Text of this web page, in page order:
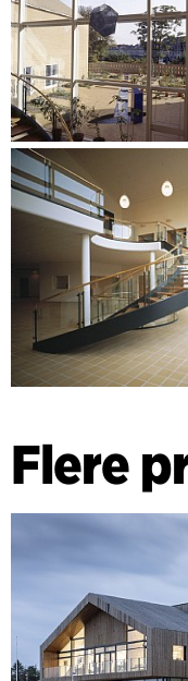
Flere